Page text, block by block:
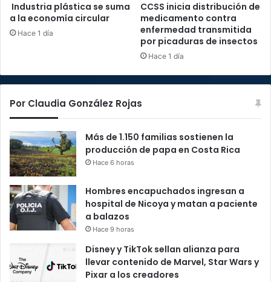
Industria plástica se suma
a la economía circular
Hace 1 día
CCSS inicia distribución de
medicamento contra
enfermedad transmitida
por picaduras de insectos
Hace 1 día
Por Claudia González Rojas
Más de 1.150 familias sostienen la
producción de papa en Costa Rica
Hace 6 horas
Hombres encapuchados ingresan a
hospital de Nicoya y matan a paciente
a balazos
Hace 9 horas
Disney y TikTok sellan alianza para
llevar contenido de Marvel, Star Wars y
Pixar a los creadores